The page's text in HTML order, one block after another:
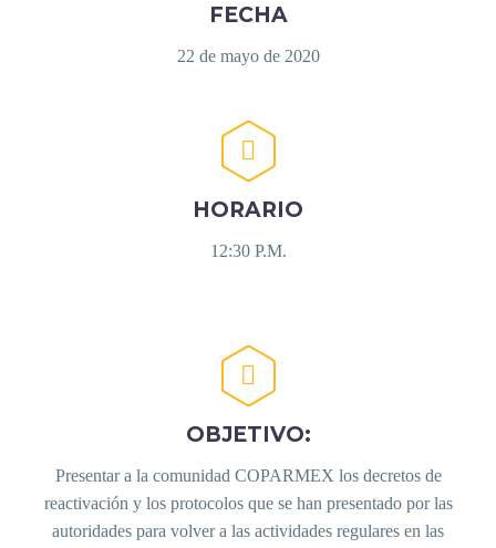
FECHA
22 de mayo de 2020


HORARIO
12:30 P.M.


OBJETIVO:
Presentar a la comunidad COPARMEX los decretos de
reactivación y los protocolos que se han presentado por las
autoridades para volver a las actividades regulares en las